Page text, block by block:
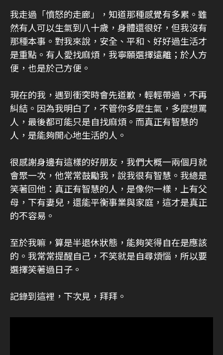
我走過「憤怒的走廊」，知道那種感覺有多累。雖
然有人可以生氣到八十歲，身體還很好，但我沒有
那種本事。對我來說，安全、平和、好好過生活才
是重點。有人愛找麻煩，我寧願選擇遠離；於人方
便，也是於己方便。
現在的我，遇到衝突時會先道歉，輕輕帶過，不再
糾結。因為我明白了，不管你多麼生氣，多麼想罵
人，最後都可能只是自找麻煩。而真正有智慧的
人，是能夠開心地生活的人。
很感謝身邊有這樣的好朋友，我們大概一兩個月就
會聚一次，他常常鼓勵我，說我很有智慧。我總是
笑著回他：真正有智慧的人，是像你一樣，上有父
母，下有妻兒，還能平衡事業與家庭，這才是真正
的不容易。
至於我嘛，算是半退休狀態，能夠笑得自在是應該
的。我常常提醒自己，不笑就是自尋煩惱，所以要
選擇笑著過日子。
記錄到這裡，下次見，拜拜。